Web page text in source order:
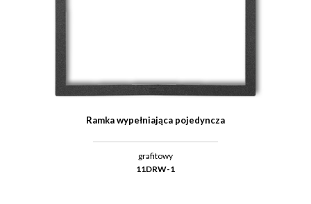
Ramka wypełniająca pojedyncza
grafitowy
11DRW-1